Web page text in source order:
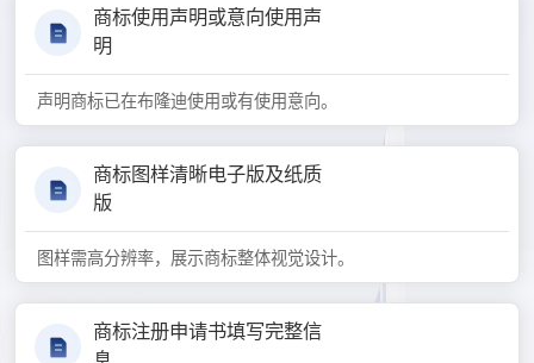
商标使用声明或意向使用声
明
声明商标已在布隆迪使用或有使用意向。
商标图样清晰电子版及纸质
版
图样需高分辨率，展示商标整体视觉设计。
商标注册申请书填写完整信